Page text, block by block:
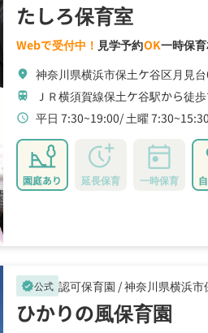
たしろ保育室
Webで受付中！ 見学予約OK一時保
location_on 神奈川県横浜市保土ケ谷区月見
train ＪＲ横須賀線保土ケ谷駅から徒
schedule 平日 7:30~19:00 土曜 7:30~15:30
園庭あり 延長保育 一時保育
verified公式 認可保育園 /神奈川県横浜市
ひかりの風保育園